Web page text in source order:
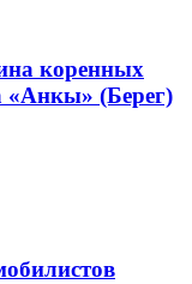
коренных
«Анкы» (Берег)